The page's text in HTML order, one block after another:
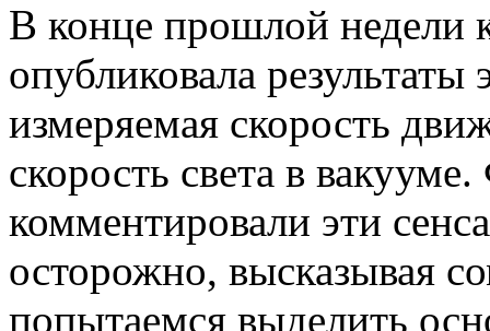
В конце прошлой недели
опубликовала
измеряемая скорость
скорость света в
комментировали эти
осторожно, высказывая
попытаемся выделить